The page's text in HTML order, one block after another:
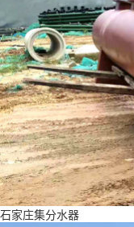
石家庄集分水器